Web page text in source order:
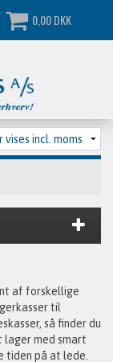
0,00DKK
af forskellige
til
så finder du
lager med smart
tiden på at lede.